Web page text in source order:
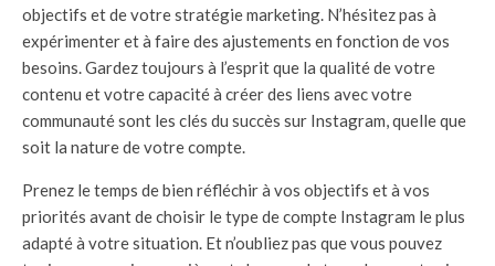
objectifs et de votre stratégie marketing. N’hésitez pas à
expérimenter et à faire des ajustements en fonction de vos
besoins. Gardez toujours à l’esprit que la qualité de votre
contenu et votre capacité à créer des liens avec votre
communauté sont les clés du succès sur Instagram, quelle que
soit la nature de votre compte.
Prenez le temps de bien réfléchir à vos objectifs et à vos
priorités avant de choisir le type de compte Instagram le plus
adapté à votre situation. Et n’oubliez pas que vous pouvez